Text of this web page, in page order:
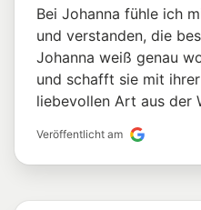
Bei Johanna fühle ich
und verstanden, die
Johanna weiß genau
und schafft sie mit
liebevollen Art aus der
Veröffentlicht am